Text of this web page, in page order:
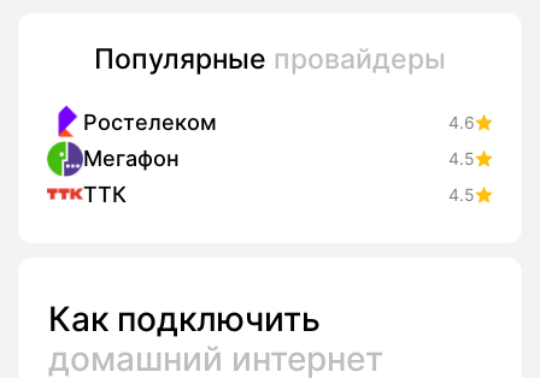
Популярные провайдеры
Ростелеком 4.6
Мегафон 4.5
ТТК 4.5
Как подключить
домашний интернет